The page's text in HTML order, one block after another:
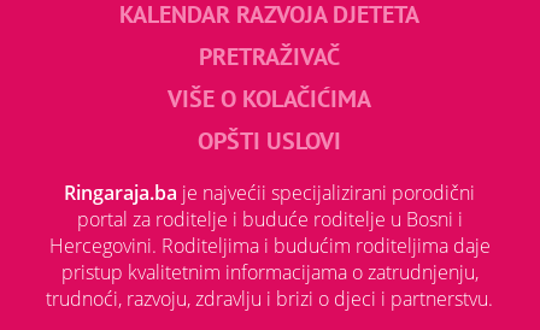
KALENDAR RAZVOJA DJETETA
PRETRAŽIVAČ
VIŠE O KOLAČIĆIMA
OPŠTI USLOVI
Ringaraja.ba je najvećii specijalizirani porodični
portal za roditelje i buduće roditelje u Bosni i
Hercegovini. Roditeljima i budućim roditeljima daje
pristup kvalitetnim informacijama o zatrudnjenju,
trudnoći, razvoju, zdravlju i brizi o djeci i partnerstvu.